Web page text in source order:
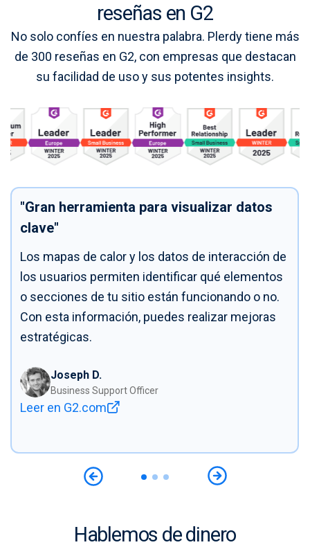
reseñas en G2
No solo confíes en nuestra palabra. Plerdy tiene más
de 300 reseñas en G2, con empresas que destacan
su facilidad de uso y sus potentes insights.
"Gran herramienta para visualizar datos
clave"
Los mapas de calor y los datos de interacción de
los usuarios permiten identificar qué elementos
o secciones de tu sitio están funcionando o no.
Con esta información, puedes realizar mejoras
estratégicas.
Joseph D.
Business Support Officer
Leer en G2.com
Hablemos de dinero